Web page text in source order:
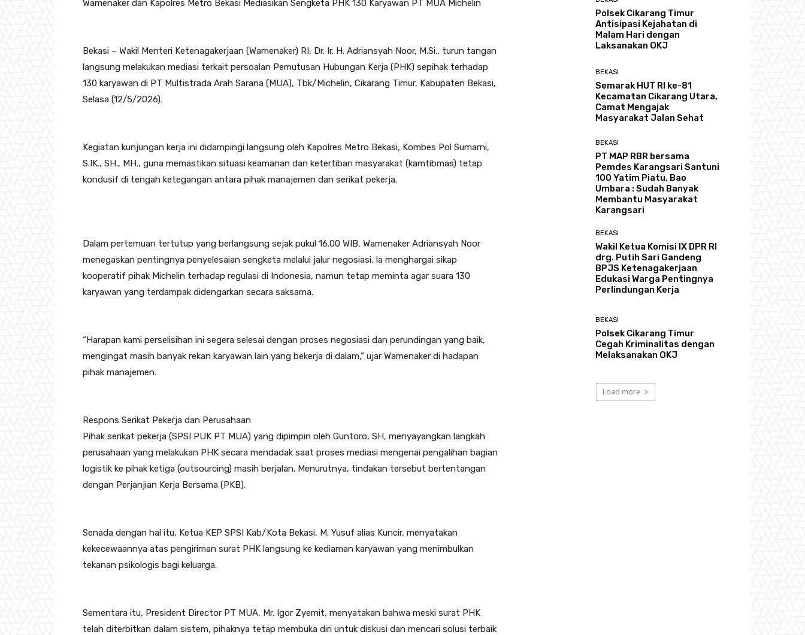
Wamenaker dan Kapolres Metro Bekasi Mediasikan Sengketa PHK 130 Karyawan PT MUA Michelin
Bekasi – Wakil Menteri Ketenagakerjaan (Wamenaker) RI, Dr. Ir. H. Adriansyah Noor, M.Si., turun tangan
langsung melakukan mediasi terkait persoalan Pemutusan Hubungan Kerja (PHK) sepihak terhadap
130 karyawan di PT Multistrada Arah Sarana (MUA), Tbk/Michelin, Cikarang Timur, Kabupaten Bekasi,
Selasa (12/5/2026).
Kegiatan kunjungan kerja ini didampingi langsung oleh Kapolres Metro Bekasi, Kombes Pol Sumarni,
S.IK., SH., MH., guna memastikan situasi keamanan dan ketertiban masyarakat (kamtibmas) tetap
kondusif di tengah ketegangan antara pihak manajemen dan serikat pekerja.
Dalam pertemuan tertutup yang berlangsung sejak pukul 16.00 WIB, Wamenaker Adriansyah Noor
menegaskan pentingnya penyelesaian sengketa melalui jalur negosiasi. Ia menghargai sikap
kooperatif pihak Michelin terhadap regulasi di Indonesia, namun tetap meminta agar suara 130
karyawan yang terdampak didengarkan secara saksama.
“Harapan kami perselisihan ini segera selesai dengan proses negosiasi dan perundingan yang baik,
mengingat masih banyak rekan karyawan lain yang bekerja di dalam,” ujar Wamenaker di hadapan
pihak manajemen.
Respons Serikat Pekerja dan Perusahaan
Pihak serikat pekerja (SPSI PUK PT MUA) yang dipimpin oleh Guntoro, SH, menyayangkan langkah
perusahaan yang melakukan PHK secara mendadak saat proses mediasi mengenai pengalihan bagian
logistik ke pihak ketiga (outsourcing) masih berjalan. Menurutnya, tindakan tersebut bertentangan
dengan Perjanjian Kerja Bersama (PKB).
Senada dengan hal itu, Ketua KEP SPSI Kab/Kota Bekasi, M. Yusuf alias Kuncir, menyatakan
kekecewaannya atas pengiriman surat PHK langsung ke kediaman karyawan yang menimbulkan
tekanan psikologis bagi keluarga.
Sementara itu, President Director PT MUA, Mr. Igor Zyemit, menyatakan bahwa meski surat PHK
telah diterbitkan dalam sistem, pihaknya tetap membuka diri untuk diskusi dan mencari solusi terbaik
Polsek Cikarang Timur
Antisipasi Kejahatan di
Malam Hari dengan
Laksanakan OKJ
BEKASI
Semarak HUT RI ke-81
Kecamatan Cikarang Utara,
Camat Mengajak
Masyarakat Jalan Sehat
BEKASI
PT MAP RBR bersama
Pemdes Karangsari Santuni
100 Yatim Piatu, Bao
Umbara : Sudah Banyak
Membantu Masyarakat
Karangsari
BEKASI
Wakil Ketua Komisi IX DPR RI
drg. Putih Sari Gandeng
BPJS Ketenagakerjaan
Edukasi Warga Pentingnya
Perlindungan Kerja
BEKASI
Polsek Cikarang Timur
Cegah Kriminalitas dengan
Melaksanakan OKJ
Load more